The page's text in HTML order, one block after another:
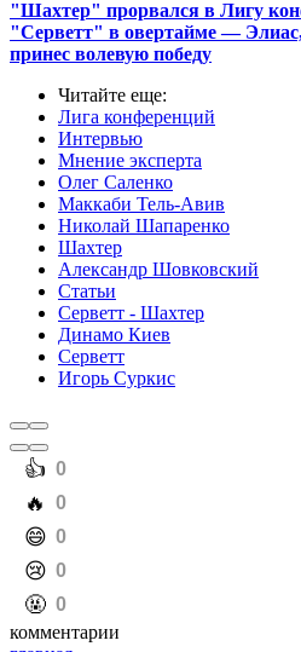
"Шахтер" прорвался в Лигу
"Серветт" в овертайме —
принес волевую победу
Читайте еще:
Лига конференций
Интервью
Мнение эксперта
Олег Саленко
Маккаби Тель-Авив
Николай Шапаренко
Шахтер
Александр Шовковский
Статьи
Серветт - Шахтер
Динамо Киев
Серветт
Игорь Суркис
️👍 0
️🔥 0
️😄 0
️😢 0
️🤬 0
комментарии